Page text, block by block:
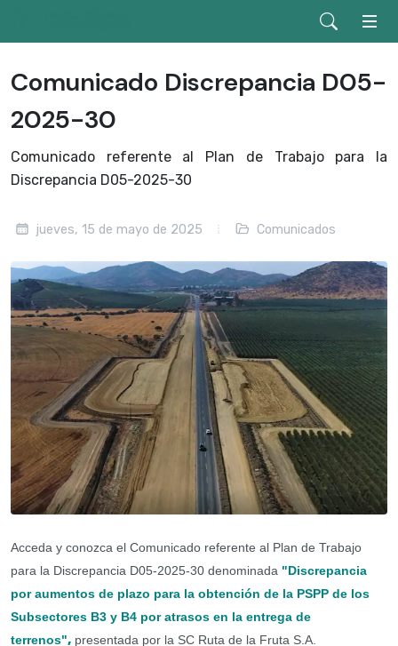
Comunicado Discrepancia D05-
2025-30
Comunicado referente al Plan de Trabajo para la
Discrepancia D05-2025-30
jueves, 15 de mayo de 2025 Comunicados
Acceda y conozca el Comunicado referente al Plan de Trabajo
para la Discrepancia D05-2025-30 denominada "Discrepancia
poraumentos de plazo para la obtención de la PSPP de los
Subsectores B3 y B4 por atrasos en la entrega de
terrenos", presentada por la SC Ruta de la Fruta S.A.